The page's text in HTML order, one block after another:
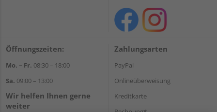
Öffnungszeiten:
Mo. – Fr. 08:30 – 18:00
Sa. 09:00 – 13:00
Wir helfen Ihnen gerne
weiter
Zahlungsarten
PayPal
Onlineüberweisung
Kreditkarte